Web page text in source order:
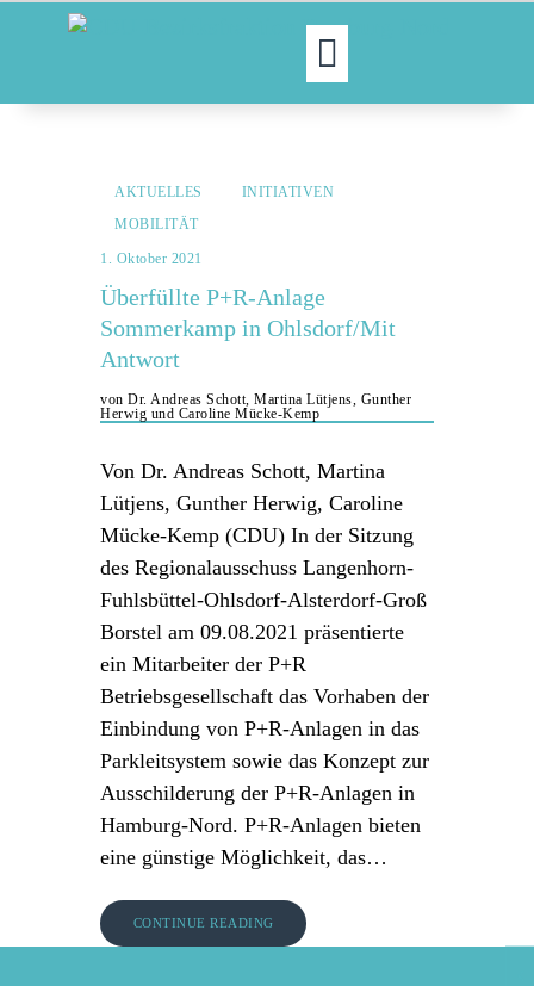
AKTUELLES
NORDAKTUELL
THEMEN
AUSSCHÜSSE
KONTAKT
AKTUELLES
INITIATIVEN
MOBILITÄT
1. Oktober 2021
Überfüllte P+R-Anlage
Sommerkamp in Ohlsdorf/Mit
Antwort
von Dr. Andreas Schott, Martina Lütjens, Gunther
Herwig und Caroline Mücke-Kemp
Von Dr. Andreas Schott, Martina
Lütjens, Gunther Herwig, Caroline
Mücke-Kemp ​(CDU) In der Sitzung
des Regionalausschuss Langenhorn-
Fuhlsbüttel-Ohlsdorf-Alsterdorf-Groß
Borstel am 09.08.2021 präsentierte
ein Mitarbeiter der P+R
Betriebsgesellschaft das Vorhaben der
Einbindung von P+R-Anlagen in das
Parkleitsystem sowie das Konzept zur
Ausschilderung der P+R-Anlagen in
Hamburg-Nord. P+R-Anlagen bieten
eine günstige Möglichkeit, das…
CONTINUE READING